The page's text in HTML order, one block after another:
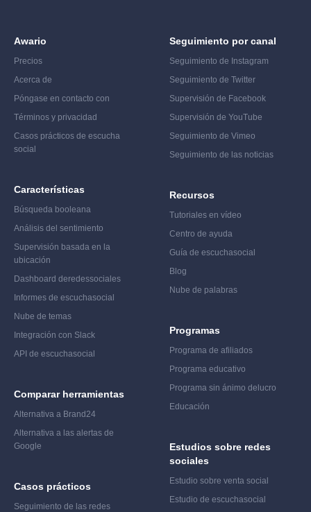
Awario
Precios
Acerca de
Póngase en contacto con
Términos y privacidad
Casos prácticos de escucha
social
Características
Búsqueda booleana
Análisis del sentimiento
Supervisión basada en la
ubicación
Dashboard deredessociales
Informes de escuchasocial
Nube de temas
Integración con Slack
API de escuchasocial
Comparar herramientas
Alternativa a Brand24
Alternativa a las alertas de
Google
Casos prácticos
Seguimiento de las redes
Seguimiento por canal
Seguimiento de Instagram
Seguimiento de Twitter
Supervisión de Facebook
Supervisión de YouTube
Seguimiento de Vimeo
Seguimiento de las noticias
Recursos
Tutoriales en vídeo
Centro de ayuda
Guía de escuchasocial
Blog
Nube de palabras
Programas
Programa de afiliados
Programa educativo
Programa sin ánimo delucro
Educación
Estudios sobre redes
sociales
Estudio sobre venta social
Estudio de escuchasocial